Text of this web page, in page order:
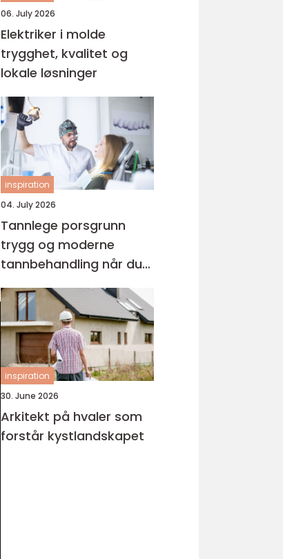
06. July 2026
Elektriker i molde
trygghet, kvalitet og
lokale løsninger
inspiration
04. July 2026
Tannlege porsgrunn
trygg og moderne
tannbehandling når du
trenger det
inspiration
30. June 2026
Arkitekt på hvaler som
forstår kystlandskapet